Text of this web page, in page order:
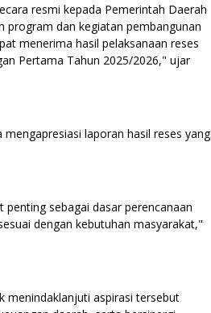
resmi kepada Pemerintah Daerah
dan kegiatan pembangunan
menerima hasil pelaksanaan reses
Pertama Tahun 2025/2026," ujar
laporan hasil reses yang
sebagai dasar perencanaan
dengan kebutuhan masyarakat,"
menindaklanjuti aspirasi tersebut